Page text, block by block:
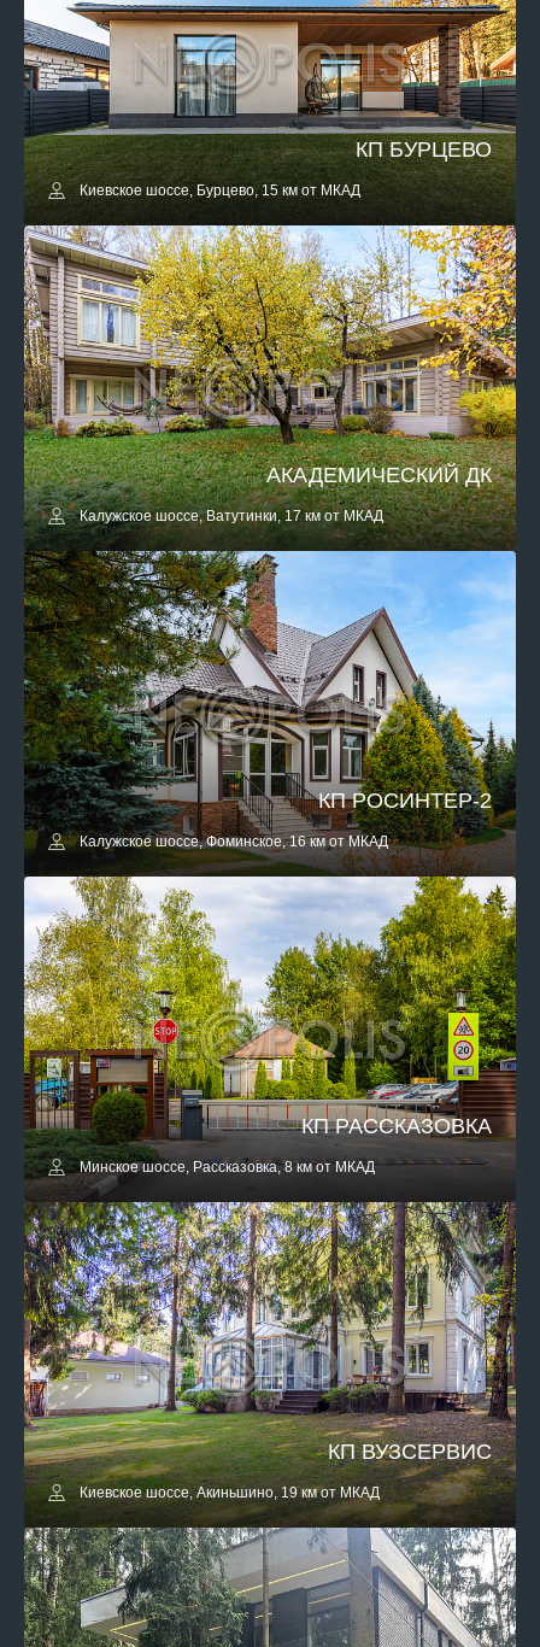
КП БУРЦЕВО
Киевское шоссе, Бурцево, 15 км от МКАД
АКАДЕМИЧЕСКИЙ ДК
Калужское шоссе, Ватутинки, 17 км от МКАД
КП РОСИНТЕР-2
Калужское шоссе, Фоминское, 16 км от МКАД
КП РАССКАЗОВКА
Минское шоссе, Рассказовка, 8 км от МКАД
КП ВУЗСЕРВИС
Киевское шоссе, Акиньшино, 19 км от МКАД